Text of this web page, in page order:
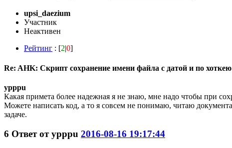
upsi_daezium
Участник
Неактивен
Рейтинг : [2|0]
Re: AHK: Скрипт сохранение имени файла с датой и по хоткею
ypppu
Какая примета более надежная я не знаю, мне надо чтобы при
Можете написать код, а то я совсем не понимаю, читаю
задаче.
6 Ответ отypppu 2016-08-16 19:17:44